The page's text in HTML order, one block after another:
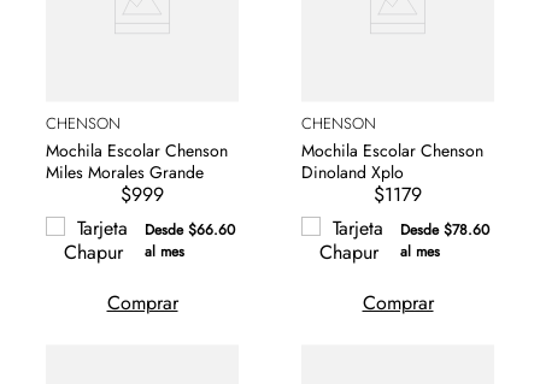
CHENSON
Mochila Escolar Chenson
Miles Morales Grande
$999
Desde $66.60
al mes
Comprar
CHENSON
Mochila Escolar Chenson
Dinoland Xplo
$1179
Desde $78.60
al mes
Comprar